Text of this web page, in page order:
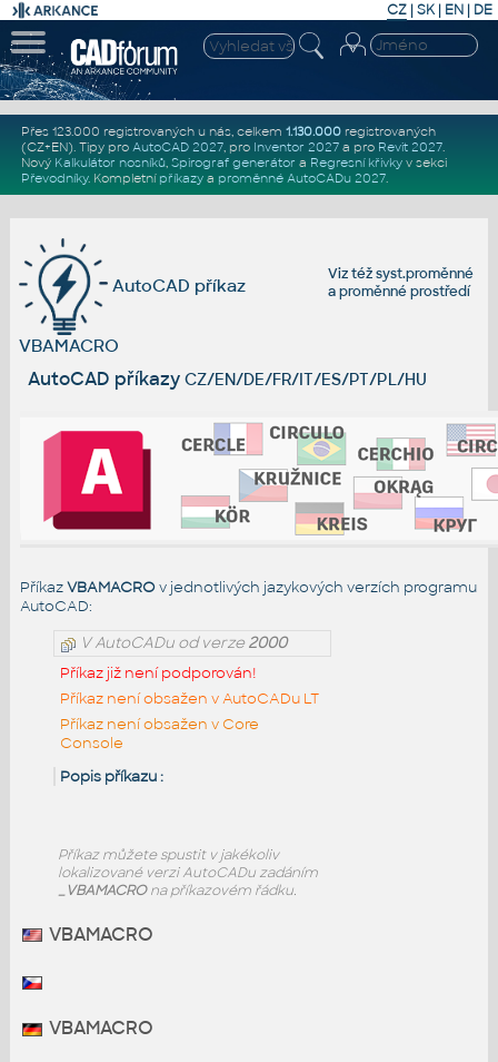
CZ | SK| EN | DE
Přes 123.000 registrovaných u nás, celkem 1.130.000registrovaných
(CZ+EN). Tipy pro AutoCAD 2027, pro Inventor 2027a pro Revit 2027.
Nový Kalkulátor nosníků, Spirograf generátor a Regresní křivkyv sekci
Převodníky. Kompletní příkazya proměnné AutoCADu 2027.
Viz téžsyst.proměnné
aproměnné prostředí
AutoCAD příkaz
VBAMACRO
AutoCAD příkazy CZ/EN/DE/FR/IT/ES/PT/PL/HU
PříkazVBAMACROv jednotlivých jazykových verzích programu
AutoCAD:
V AutoCADu od verze2000
Příkaz již není podporován!
Příkaz není obsažen v AutoCADu LT
Příkaz není obsažen v Core
Console
Popis příkazu :
Příkazmůžete spustit v jakékoliv
lokalizované verzi AutoCADu zadáním
_VBAMACROna příkazovém řádku.
VBAMACRO
VBAMACRO